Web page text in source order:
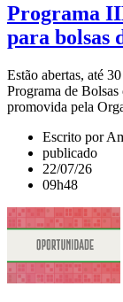
Programa
para bolsas
Estão abertas, até
Programa de
promovida pela
Escrito por
publicado
22/07/26
09h48